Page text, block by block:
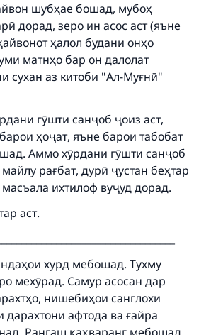
шубҳае бошад, мубоҳ
дорад, зеро ин асос аст (яъне
ҳалол будани онҳо
матнҳо бар он далолат
сухан аз китоби "Ал-Муғнӣ"
гӯшти санҷоб ҷоиз аст,
ҳоҷат, яъне барои табобат
Аммо хӯрдани гӯшти санҷоб
рағбат, дурӣ ҷустан беҳтар
ихтилоф вуҷуд дорад.
аст.
хурд мебошад. Тухму
мехӯрад. Самур асосан дар
нишебиҳои санглохи
дарахтони афтода ва ғайра
contribution today
is crucial for our mission.
The Prophet (ﷺ) said:
leads others to doing what is